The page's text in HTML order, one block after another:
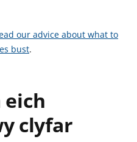
our advice about what to
bust.
clyfar